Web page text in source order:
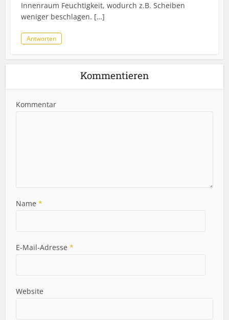
Innenraum Feuchtigkeit, wodurch z.B. Scheiben
weniger beschlagen. […]
Antworten
Kommentieren
Kommentar
Name*
E-Mail-Adresse*
Website